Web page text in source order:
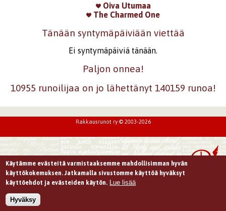
Oiva Utumaa
The Charmed One
Tänään syntymäpäiviään viettää
Ei syntymäpäiviä tänään.
Paljon onnea!
10955 runoilijaa on jo lähettänyt 140159 runoa!
Rakkausrunot ry © 2003-2026
Käytämme evästeitä varmistaaksemme mahdollisimman hyvän
käyttökokemuksen. Jatkamalla sivustomme käyttöä hyväksyt
käyttöehdot ja evästeiden käytön. Lue lisää
Hyväksy